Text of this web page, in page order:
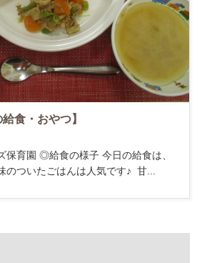
食・おやつ】
保育園 ◎給食の様子 今日の給食は、
のついたごはんは人気です♪ 甘...